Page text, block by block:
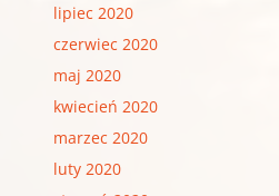
lipiec 2020
czerwiec 2020
maj 2020
kwiecień 2020
marzec 2020
luty 2020